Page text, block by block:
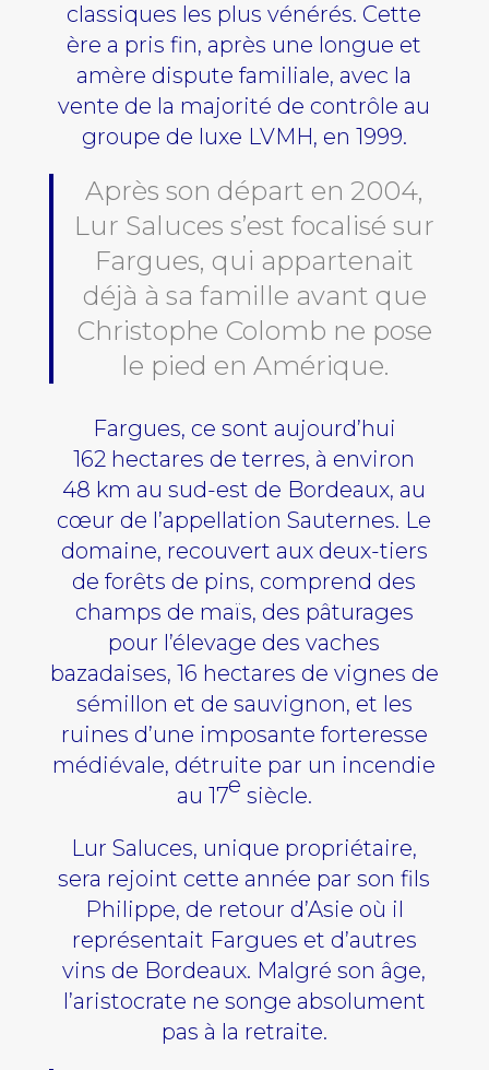
classiques les plus vénérés. Cette
ère a pris fin, après une longue et
amère dispute familiale, avec la
vente de la majorité de contrôle au
groupe de luxe LVMH, en 1999.
Après son départ en 2004,
Lur Saluces s’est focalisé sur
Fargues, qui appartenait
déjà à sa famille avant que
Christophe Colomb ne pose
le pied en Amérique.
Fargues, ce sont aujourd’hui
162 hectares de terres, à environ
48 km au sud-est de Bordeaux, au
cœur de l’appellation Sauternes. Le
domaine, recouvert aux deux-tiers
de forêts de pins, comprend des
champs de maïs, des pâturages
pour l’élevage des vaches
bazadaises, 16 hectares de vignes de
sémillon et de sauvignon, et les
ruines d’une imposante forteresse
médiévale, détruite par un incendie
au 17e siècle.
Lur Saluces, unique propriétaire,
sera rejoint cette année par son fils
Philippe, de retour d’Asie où il
représentait Fargues et d’autres
vins de Bordeaux. Malgré son âge,
l’aristocrate ne songe absolument
pas à la retraite.